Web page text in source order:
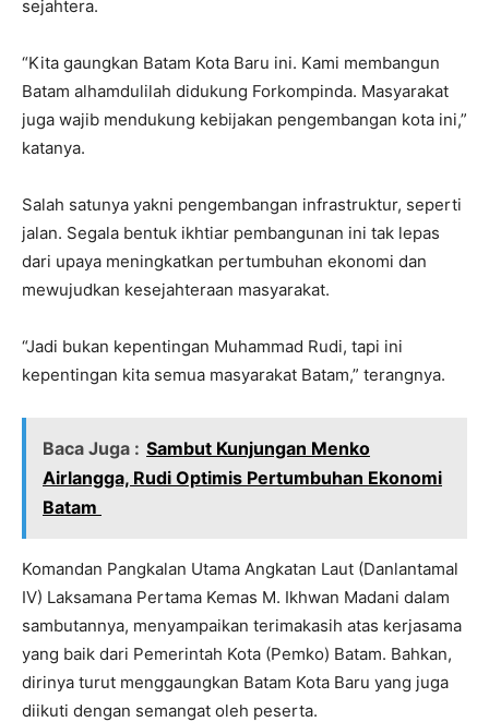
sejahtera.
“Kita gaungkan Batam Kota Baru ini. Kami membangun
Batam alhamdulilah didukung Forkompinda. Masyarakat
juga wajib mendukung kebijakan pengembangan kota ini,”
katanya.
Salah satunya yakni pengembangan infrastruktur, seperti
jalan. Segala bentuk ikhtiar pembangunan ini tak lepas
dari upaya meningkatkan pertumbuhan ekonomi dan
mewujudkan kesejahteraan masyarakat.
“Jadi bukan kepentingan Muhammad Rudi, tapi ini
kepentingan kita semua masyarakat Batam,” terangnya.
Baca Juga : Sambut Kunjungan Menko
Airlangga, Rudi Optimis Pertumbuhan Ekonomi
Batam
Komandan Pangkalan Utama Angkatan Laut (Danlantamal
IV) Laksamana Pertama Kemas M. Ikhwan Madani dalam
sambutannya, menyampaikan terimakasih atas kerjasama
yang baik dari Pemerintah Kota (Pemko) Batam. Bahkan,
dirinya turut menggaungkan Batam Kota Baru yang juga
diikuti dengan semangat oleh peserta.